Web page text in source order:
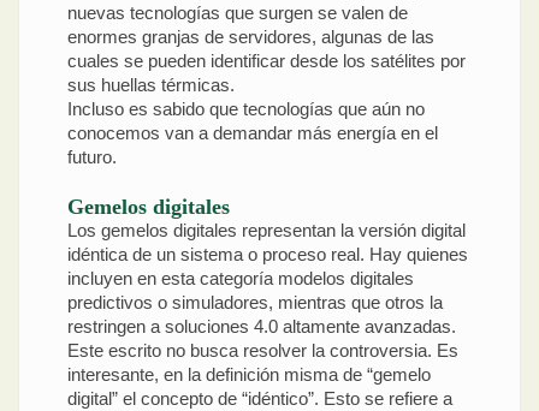
nuevas tecnologías que surgen se valen de
enormes granjas de servidores, algunas de las
cuales se pueden identificar desde los satélites por
sus huellas térmicas.
Incluso es sabido que tecnologías que aún no
conocemos van a demandar más energía en el
futuro.
Gemelos digitales
Los gemelos digitales representan la versión digital
idéntica de un sistema o proceso real. Hay quienes
incluyen en esta categoría modelos digitales
predictivos o simuladores, mientras que otros la
restringen a soluciones 4.0 altamente avanzadas.
Este escrito no busca resolver la controversia. Es
interesante, en la definición misma de “gemelo
digital” el concepto de “idéntico”. Esto se refiere a